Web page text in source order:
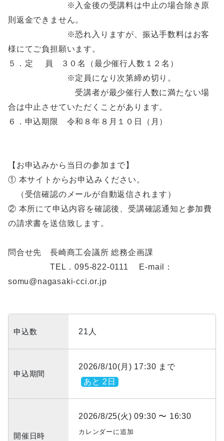
※入金後の受講料は中止の場合除き原
則返金できません。
※恐れ入りますが、振込手数料はお客
様にてご負担願います。
５．定 員 ３０名（最少催行人数１２名）
※定員になり次第締め切り。
受講者が最少催行人数に満たない場
合は中止させていただくことがあります。
６．申込期限 令和８年８月１０日（月）
【お申込みから当日の参加まで】
① 本サイトからお申込みください。
（受信確認のメールが自動返信されます）
② 本所にて申込内容を確認後、受講確認通知と参加費
の請求書を送信致します。
問合せ先 長崎商工会議所 総務企画課
TEL．095-822-0111 E-mail：
somu@nagasaki-cci.or.jp
申込数 21人
申込期間
2026/8/10(月) 17:30 まで
あと 2日
開催日時
2026/8/25(火) 09:30 〜 16:30
カレンダーに追加